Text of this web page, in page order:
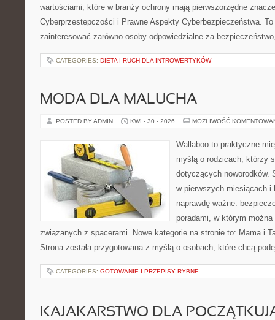
wartościami, które w branży ochrony mają pierwszorzędne
Cyberprzestępczości i Prawne Aspekty Cyberbezpieczeństwa.
zainteresować zarówno osoby odpowiedzialne za
CATEGORIES: DIETA I RUCH DLA INTROWERTYKÓW
MODA DLA MALUCHA
POSTED BY ADMIN KWI - 30 - 2026 MOŻLIWOŚĆ
Wallaboo to praktyczne
myślą o rodzicach, którzy
dotyczących noworodków.
w pierwszych miesiącach
naprawdę ważne:
poradami, w którym
związanych z spacerami. Nowe kategorie na stronie to: Mama i
Strona została przygotowana z myślą o osobach, które chcą
CATEGORIES: GOTOWANIE I PRZEPISY RYBNE
KAJAKARSTWO DLA